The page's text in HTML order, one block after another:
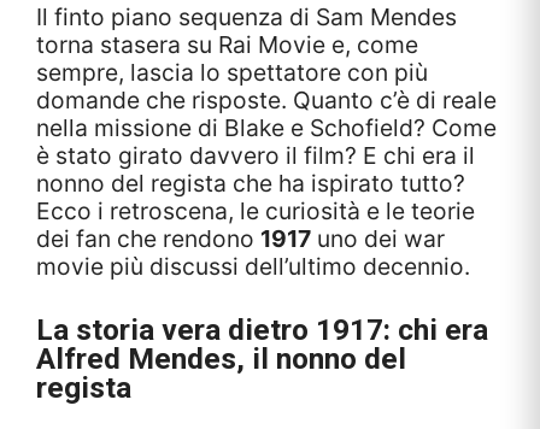
Il finto piano sequenza di Sam Mendes
torna stasera su Rai Movie e, come
sempre, lascia lo spettatore con più
domande che risposte. Quanto c’è di reale
nella missione di Blake e Schofield? Come
è stato girato davvero il film? E chi era il
nonno del regista che ha ispirato tutto?
Ecco i retroscena, le curiosità e le teorie
dei fan che rendono 1917 uno dei war
movie più discussi dell’ultimo decennio.
La storia vera dietro 1917: chi era
Alfred Mendes, il nonno del
regista